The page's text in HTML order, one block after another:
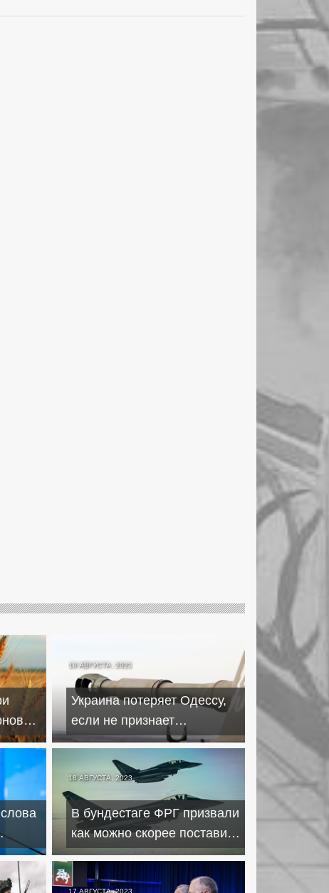
18 АВГУСТА, 2023
Украина потеряет Одессу,
если не признает
поражение – экс-разведчик
Риттер
18 АВГУСТА, 2023
В бундестаге ФРГ призвали
как можно скорее поставить
ракеты Taurus Украине
17 АВГУСТА, 2023